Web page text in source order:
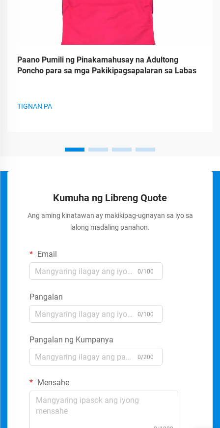
Paano Pumili ng Pinakamahusay na Adultong
Poncho para sa mga Pakikipagsapalaran sa Labas
TIGNAN PA
Kumuha ng Libreng Quote
Ang aming kinatawan ay makikipag-ugnayan sa iyo sa
lalong madaling panahon.
Email
0/100
Pangalan
0/100
Pangalan ng Kumpanya
0/200
Mensahe